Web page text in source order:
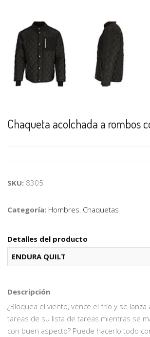
Chaqueta acolchada a rombos
SKU: 8305
Categoría: Hombres, Chaquetas
Detalles del producto
ENDURA QUILT
Descripción
¿Bloquea el viento, vence el frío y se lanza
tareas de su lista de tareas mientras se
con buen aspecto? Puede hacerlo todo